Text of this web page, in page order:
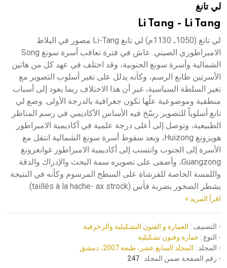
لي تانغ
Li Tang - Li Tang
لي تانغ (1050ـ 1130م) لي تانغ Li-Tang مصور في البلاط
الامبراطوري الصيني. عاش في فترة تعاقب أسرة سونغ Song
الشمالية وأسرة سونغ الجنوبية، وقد اختلف في عهد كل من هاتين
الأسرتين طابع الرسم، وكأنه يدلل على تغير أسلوب التصوير مع
تغير السلطة السياسية، غير أن هذا الاختلاف ربما يعود إلى أسباب
منطقية وموضوعية علّها تكون جغرافية بالدرجة الأولى. وضع لي
تانغ أسلوباً للتصوير رسّخ فيه الأساس الأكاديمي في رسم المناظر
الطبيعية، وتوصل إلى أعلى درجة علمية في أكاديمية الامبراطور
هويزونغ Huizong، وبعد سقوط أسرة سونغ الشمالية انتقل مع
الأسرة إلى الجنوب وانتسب إلى أكاديمية الامبراطور غوانغزونغ
Guangzong، وأضفى على تصويره سمة البحث والإدراك والدقة
واللمسة الخاصة للفرشاة على السطح المرسوم وكأنه في النتيجة
يشطر الصخور بضربة فأس (taillés à la hache- ax strock).
اقرأ المزيد »
- التصنيف : العمارة و الفنون التشكيلية والزخرفية
- النوع : عمارة وفنون تشكيلية
- المجلد : المجلد السابع عشر، طبعة 2007، دمشق
- رقم الصفحة ضمن المجلد : 247